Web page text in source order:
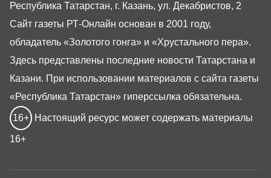
Республика Татарстан, г. Казань, ул. Декабристов, 2
Сайт газеты РТ-Онлайн основан в 2001 году,
обладатель «Золотого гонга» и «Хрустального пера».
Здесь представлены последние новости Татарстана и
Казани. При использовании материалов с сайта газеты
«Республика Татарстан» гиперссылка обязательна.
16+ Настоящий ресурс может содержать материалы
16+